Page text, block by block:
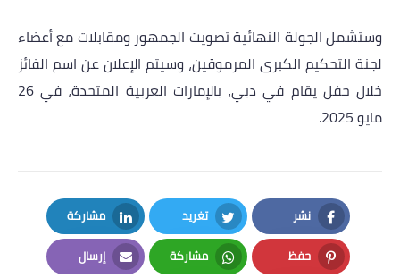
وستشمل الجولة النهائية تصويت الجمهور ومقابلات مع أعضاء
لجنة التحكيم الكبرى المرموقين، وسيتم الإعلان عن اسم الفائز
خلال حفل يقام في دبي، بالإمارات العربية المتحدة، في 26
مايو 2025.
نشر
Facebook
تغريد
Twitter
مشاركة
LinkedIn
حفظ مشاركة إرسال